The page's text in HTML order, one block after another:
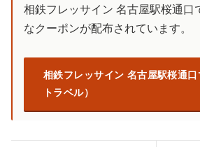
相鉄フレッサイン 名古屋駅桜通口
なクーポンが配布されています。
相鉄フレッサイン 名古屋駅桜通
トラベル）